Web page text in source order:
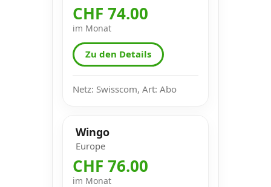
CHF 74.00
im Monat
Zu den Details
Netz: Swisscom, Art: Abo
Wingo
Europe
CHF 76.00
im Monat